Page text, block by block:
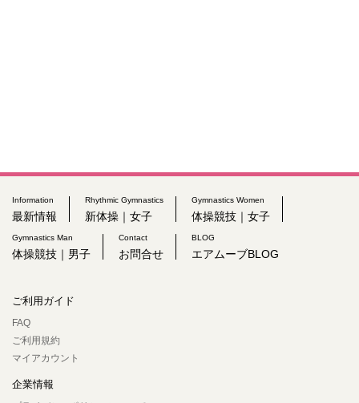
Information
最新情報
Rhythmic Gymnastics
新体操｜女子
Gymnastics Women
体操競技｜女子
Gymnastics Man
体操競技｜男子
Contact
お問合せ
BLOG
エアムーブBLOG
ご利用ガイド
FAQ
ご利用規約
マイアカウント
企業情報